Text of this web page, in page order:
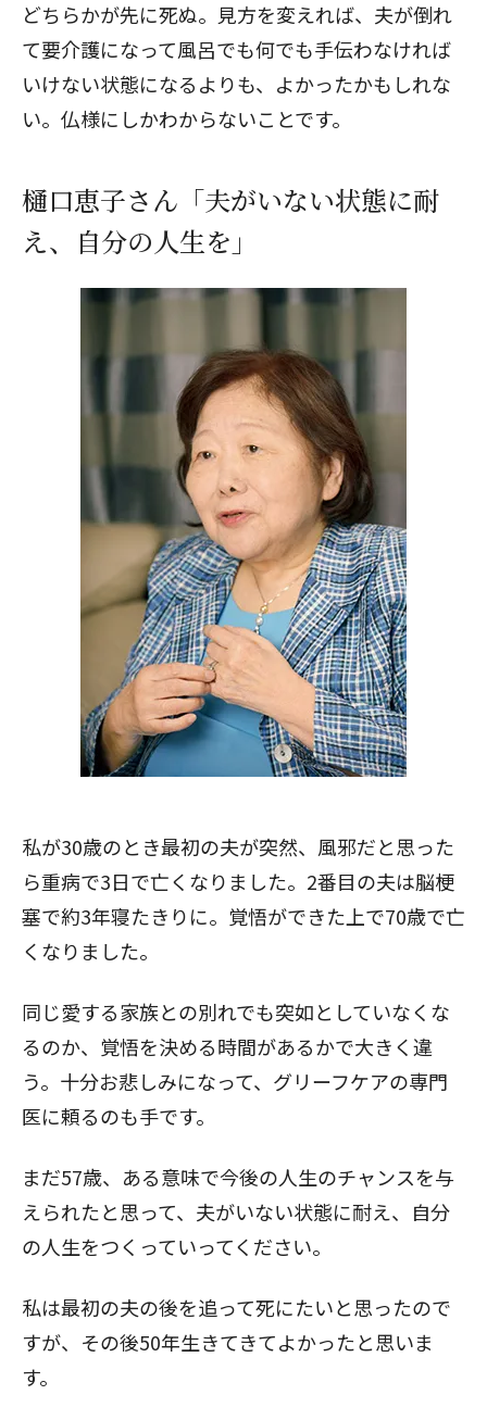
どちらかが先に死ぬ。見方を変えれば、夫が倒れ
て要介護になって風呂でも何でも手伝わなければ
いけない状態になるよりも、よかったかもしれな
い。仏様にしかわからないことです。
樋口恵子さん「夫がいない状態に耐
え、自分の人生を」
私が30歳のとき最初の夫が突然、風邪だと思った
ら重病で3日で亡くなりました。2番目の夫は脳梗
塞で約3年寝たきりに。覚悟ができた上で70歳で亡
くなりました。
同じ愛する家族との別れでも突如としていなくな
るのか、覚悟を決める時間があるかで大きく違
う。十分お悲しみになって、グリーフケアの専門
医に頼るのも手です。
まだ57歳、ある意味で今後の人生のチャンスを与
えられたと思って、夫がいない状態に耐え、自分
の人生をつくっていってください。
私は最初の夫の後を追って死にたいと思ったので
すが、その後50年生きてきてよかったと思いま
す。